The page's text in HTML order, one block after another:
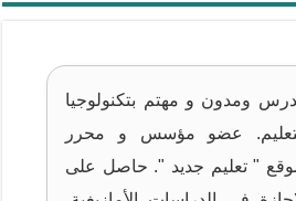
ومدون و مهتم بتكنولوجيا
عضو مؤسس و محرر
" تعليم جديد ". حاصل على